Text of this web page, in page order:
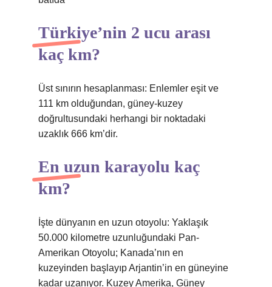
Türkiye’nin 2 ucu arası
kaç km?
Üst sınırın hesaplanması: Enlemler eşit ve
111 km olduğundan, güney-kuzey
doğrultusundaki herhangi bir noktadaki
uzaklık 666 km’dir.
En uzun karayolu kaç
km?
İşte dünyanın en uzun otoyolu: Yaklaşık
50.000 kilometre uzunluğundaki Pan-
Amerikan Otoyolu; Kanada’nın en
kuzeyinden başlayıp Arjantin’in en güneyine
kadar uzanıyor. Kuzey Amerika, Güney